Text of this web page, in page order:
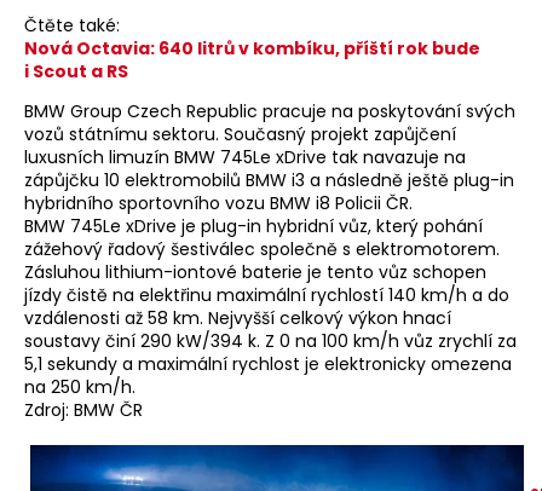
Čtěte také:
Nová Octavia: 640 litrů v kombíku, příští rok bude
i Scout a RS
BMW Group Czech Republic pracuje na poskytování svých
vozů státnímu sektoru. Současný projekt zapůjčení
luxusních limuzín BMW 745Le xDrive tak navazuje na
zápůjčku 10 elektromobilů BMW i3 a následně ještě plug-in
hybridního sportovního vozu BMW i8 Policii ČR.
BMW 745Le xDrive je plug-in hybridní vůz, který pohání
zážehový řadový šestiválec společně s elektromotorem.
Zásluhou lithium-iontové baterie je tento vůz schopen
jízdy čistě na elektřinu maximální rychlostí 140 km/h a do
vzdálenosti až 58 km. Nejvyšší celkový výkon hnací
soustavy činí 290 kW/394 k. Z 0 na 100 km/h vůz zrychlí za
5,1 sekundy a maximální rychlost je elektronicky omezena
na 250 km/h.
Zdroj: BMW ČR